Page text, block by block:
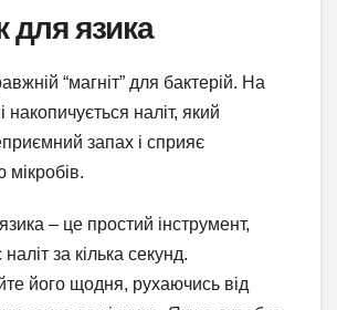
для язика
“магніт” для бактерій. На
накопичується наліт, який
запах і сприяє
– це простий інструмент,
за кілька секунд.
його щодня, рухаючись від